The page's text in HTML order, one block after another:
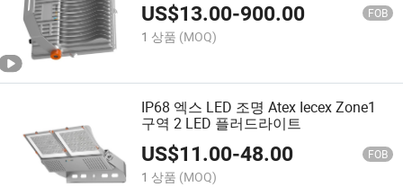
US$13.00-900.00 FOB
1 상품 (MOQ)
IP68 엑스 LED 조명 Atex Iecex Zone1
구역 2 LED 플러드라이트
US$11.00-48.00 FOB
1 상품 (MOQ)